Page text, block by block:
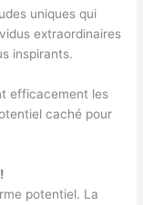
uniques qui
extraordinaires
inspirants.
efficacement les
caché pour
potentiel. La